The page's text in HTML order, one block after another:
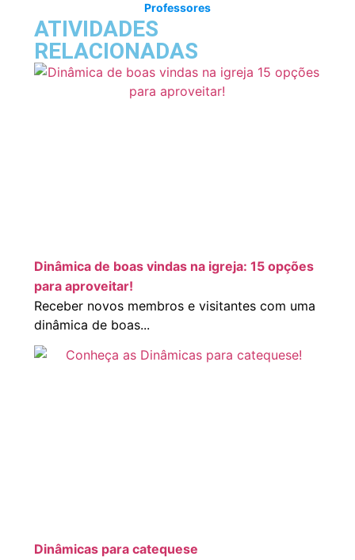
Professores
ATIVIDADES
RELACIONADAS
Dinâmica de boas vindas na igreja: 15 opções
para aproveitar!
Receber novos membros e visitantes com uma
dinâmica de boas...
Dinâmicas para catequese